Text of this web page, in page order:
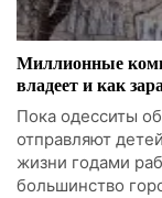
Миллионные
владеет и как
Пока одесситы
отправляют
жизни годами
большинство